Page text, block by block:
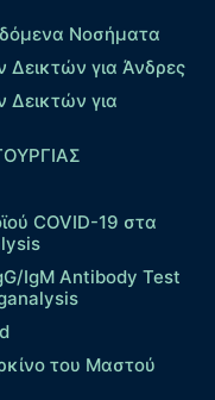
Νοσήματα
Δεικτών για Άνδρες
Δεικτών για
COVID-19 στα
IgM Antibody Test
του Μαστού